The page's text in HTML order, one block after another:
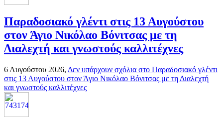
Παραδοσιακό γλέντι στις 13 Αυγούστου
στον Άγιο Νικόλαο Βόνιτσας με τη
Διαλεχτή και γνωστούς καλλιτέχνες
6 Αυγούστου 2026, Δεν υπάρχουν σχόλια στο Παραδοσιακό γλέντι
στις 13 Αυγούστου στον Άγιο Νικόλαο Βόνιτσας με τη Διαλεχτή
και γνωστούς καλλιτέχνες